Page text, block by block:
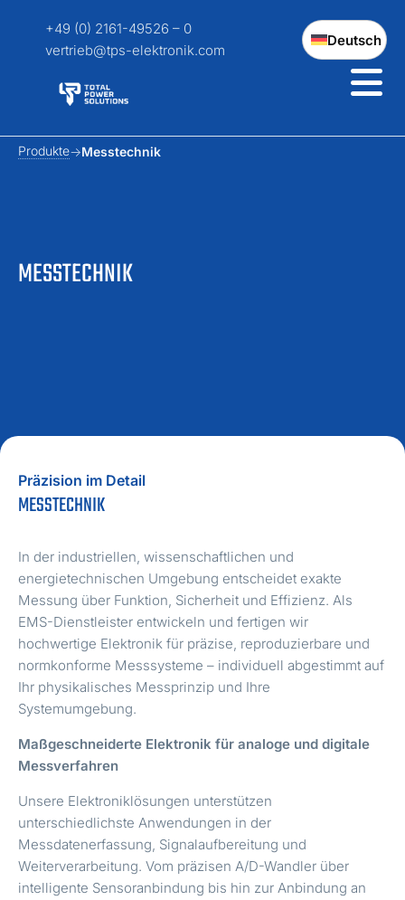
+49 (0) 2161-49526 – 0
vertrieb@tps-elektronik.com
Deutsch
MESSTECHNIK
Produkte Messtechnik
Präzision im Detail
MESSTECHNIK
In der industriellen, wissenschaftlichen und
energietechnischen Umgebung entscheidet exakte
Messung über Funktion, Sicherheit und Effizienz. Als
EMS-Dienstleister entwickeln und fertigen wir
hochwertige Elektronik für präzise, reproduzierbare und
normkonforme Messsysteme – individuell abgestimmt auf
Ihr physikalisches Messprinzip und Ihre
Systemumgebung.
Maßgeschneiderte Elektronik für analoge und digitale
Messverfahren
Unsere Elektroniklösungen unterstützen
unterschiedlichste Anwendungen in der
Messdatenerfassung, Signalaufbereitung und
Weiterverarbeitung. Vom präzisen A/D-Wandler über
intelligente Sensoranbindung bis hin zur Anbindung an